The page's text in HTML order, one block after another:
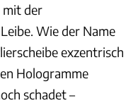
mit der
Wie der Name
exzentrisch
Hologramme
schadet –